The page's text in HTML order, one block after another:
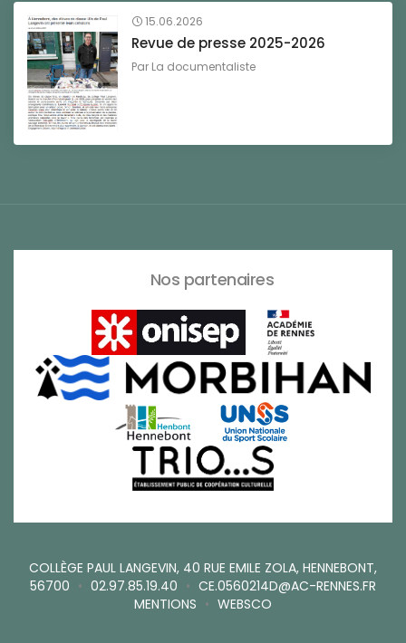
15.06.2026
Revue de presse 2025-2026
Par La documentaliste
Nos partenaires
COLLÈGE PAUL LANGEVIN, 40 RUE EMILE ZOLA, HENNEBONT,
56700 • 02.97.85.19.40 • CE.0560214D@AC-RENNES.FR
MENTIONS • WEBSCO